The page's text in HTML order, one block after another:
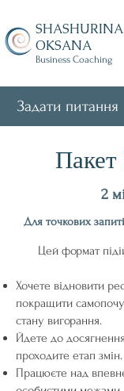
SHASHURINA
OKSANA
Business Coaching
Задати питання
Пакет
2
Для точкових
Цей формат
Хочете відновити
покращити
стану вигорання.
Йдете до досягнення
проходите етап змін.
Працюєте над